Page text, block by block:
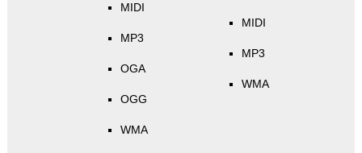
MIDI
MP3
OGA
OGG
WMA
MIDI
MP3
WMA